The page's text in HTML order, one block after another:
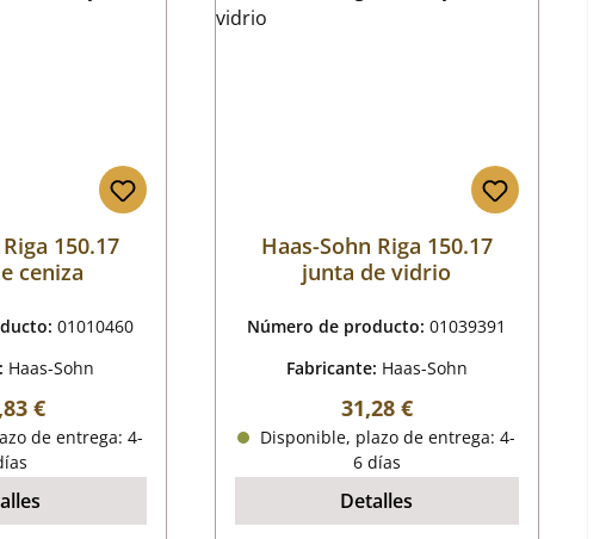
150.17
ceniza
01010460
Haas-Sohn
normal:
€
de entrega: 4-
Haas-Sohn Riga 150.17
junta de vidrio
Número de producto:01039391
Fabricante: Haas-Sohn
Precio normal:
31,28 €
Disponible, plazo de entrega: 4-
6 días
Detalles